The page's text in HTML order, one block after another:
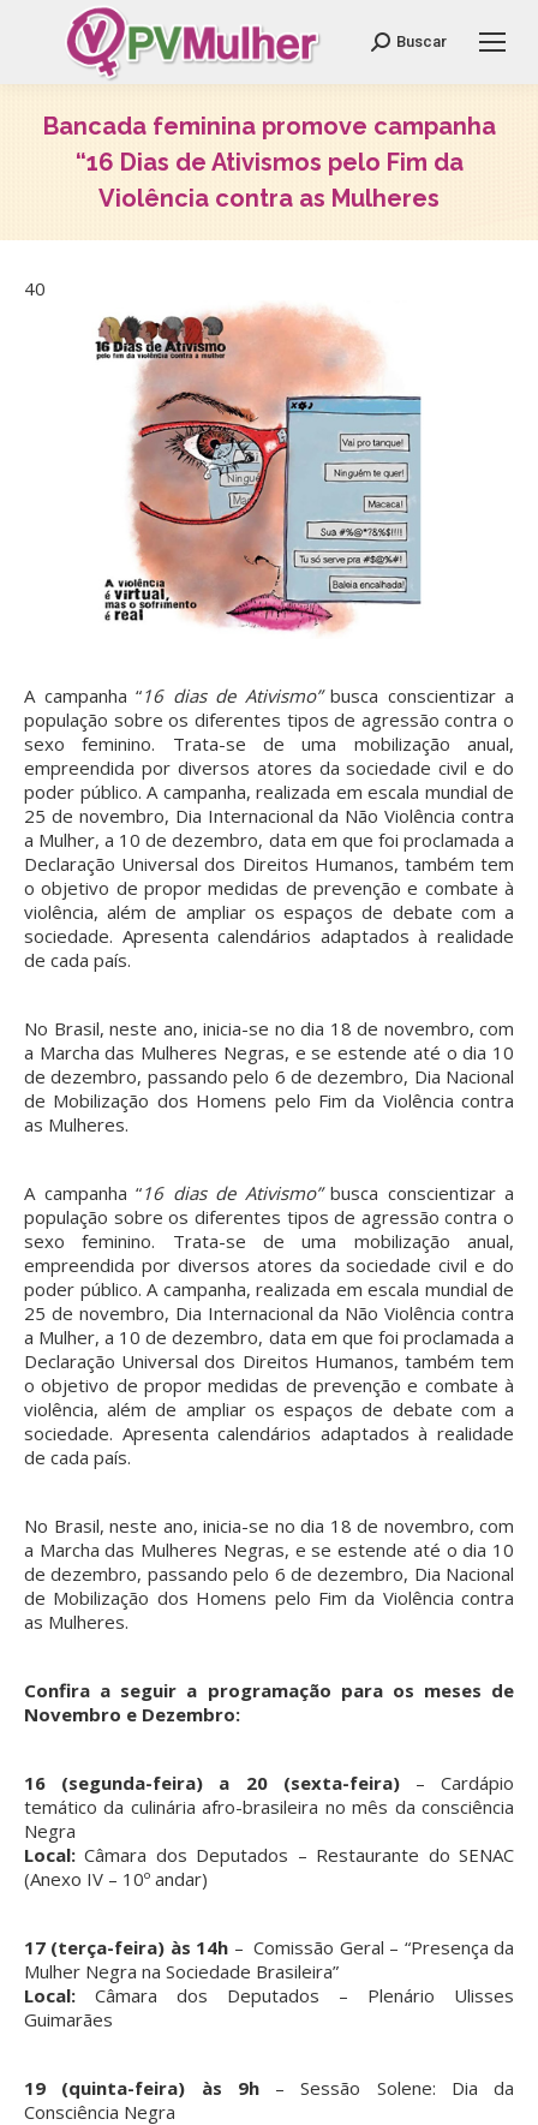
Search:
Buscar
Bancada feminina promove campanha
“16 Dias de Ativismos pelo Fim da
Violência contra as Mulheres
40
A campanha “16 dias de Ativismo”busca conscientizar a
população sobre os diferentes tipos de agressão contra o
sexo feminino. Trata-se de uma mobilização anual,
empreendida por diversos atores da sociedade civil e do
poder público. A campanha, realizada em escala mundial de
25 de novembro, Dia Internacional da Não Violência contra
a Mulher, a 10 de dezembro, data em que foi proclamada a
Declaração Universal dos Direitos Humanos, também tem
o objetivo de propor medidas de prevenção e combate à
violência, além de ampliar os espaços de debate com a
sociedade. Apresenta calendários adaptados à realidade
de cada país.
No Brasil, neste ano, inicia-se no dia 18 de novembro, com
a Marcha das Mulheres Negras, e se estende até o dia 10
de dezembro, passando pelo 6 de dezembro, Dia Nacional
de Mobilização dos Homens pelo Fim da Violência contra
as Mulheres.
A campanha “16 dias de Ativismo”busca conscientizar a
população sobre os diferentes tipos de agressão contra o
sexo feminino. Trata-se de uma mobilização anual,
empreendida por diversos atores da sociedade civil e do
poder público. A campanha, realizada em escala mundial de
25 de novembro, Dia Internacional da Não Violência contra
a Mulher, a 10 de dezembro, data em que foi proclamada a
Declaração Universal dos Direitos Humanos, também tem
o objetivo de propor medidas de prevenção e combate à
violência, além de ampliar os espaços de debate com a
sociedade. Apresenta calendários adaptados à realidade
de cada país.
No Brasil, neste ano, inicia-se no dia 18 de novembro, com
a Marcha das Mulheres Negras, e se estende até o dia 10
de dezembro, passando pelo 6 de dezembro, Dia Nacional
de Mobilização dos Homens pelo Fim da Violência contra
as Mulheres.
Confira a seguir a programação para os meses de
Novembro e Dezembro:
16 (segunda-feira) a 20 (sexta-feira)– Cardápio
temático da culinária afro-brasileira no mês da consciência
Negra
Local: Câmara dos Deputados – Restaurante do SENAC
(Anexo IV – 10º andar)
17 (terça-feira) às 14h – Comissão Geral – “Presença da
Mulher Negra na Sociedade Brasileira”
Local: Câmara dos Deputados – Plenário Ulisses
Guimarães
19 (quinta-feira) às 9h– Sessão Solene: Dia da
Consciência Negra